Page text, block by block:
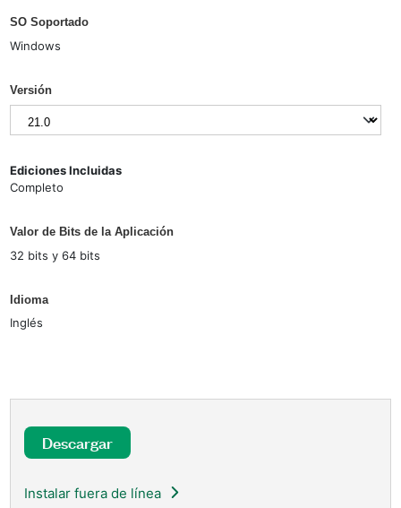
SO Soportado
Windows
Versión
Ediciones Incluidas
Completo
Valor de Bits de la Aplicación
32 bits y 64 bits
Idioma
Inglés
Descargar
Instalar fuera de línea